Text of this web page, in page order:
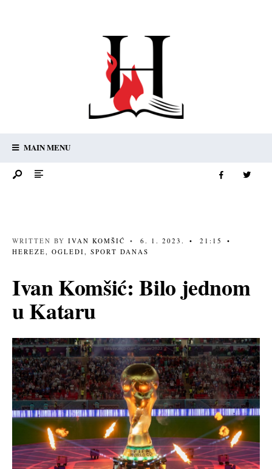
MAIN MENU
WRITTEN BY IVAN KOMŠIĆ • 6. 1. 2023. • 21:15
•
HEREZE, OGLEDI, SPORT DANAS
Ivan Komšić: Bilo jednom
u Kataru